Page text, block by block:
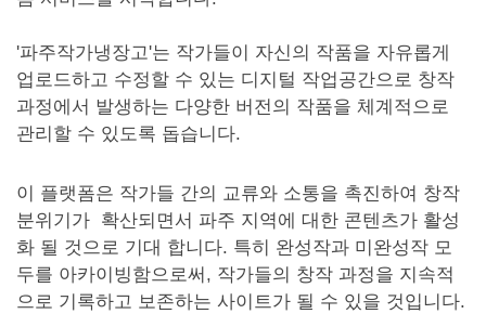
'파주작가냉장고'는 작가들이 자신의 작품을 자유롭게
업로드하고 수정할 수 있는 디지털 작업공간으로 창작
과정에서 발생하는 다양한 버전의 작품을 체계적으로
관리할 수 있도록 돕습니다.
이 플랫폼은 작가들 간의 교류와 소통을 촉진하여 창작
분위기가 확산되면서 파주 지역에 대한 콘텐츠가 활성
화 될 것으로 기대 합니다. 특히 완성작과 미완성작 모
두를 아카이빙함으로써, 작가들의 창작 과정을 지속적
으로 기록하고 보존하는 사이트가 될 수 있을 것입니다.